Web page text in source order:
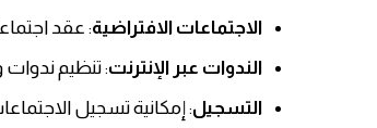
الاجتماعات الافتراضية: عقد
الندوات عبر الإنترنت: تنظيم
التسجيل: إمكانية تسجيل